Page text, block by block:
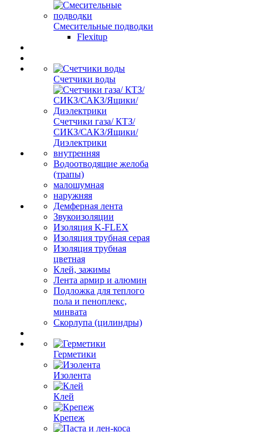
Смесительные подводки
Flexitup
Счетчики воды
Счетчики газа/ КТЗ/
СИКЗ/САКЗ/Ящики/
Диэлектрики
внутренняя
Водоотводящие желоба
(трапы)
малошумная
наружняя
Демферная лента
Звукоизоляции
Изоляция K-FLEX
Изоляция трубная серая
Изоляция трубная
цветная
Клей, зажимы
Лента армир и алюмин
Подложка для теплого
пола и пеноплекс,
минвата
Скорлупа (цилиндры)
Герметики
Изолента
Клей
Крепеж